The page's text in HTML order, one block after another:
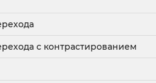
с контрастированием